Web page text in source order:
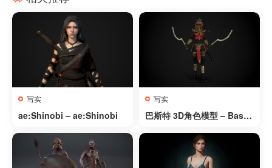
写实
ae:Shinobi – ae:Shinobi
写实
巴斯特 3D角色模型 – Baste